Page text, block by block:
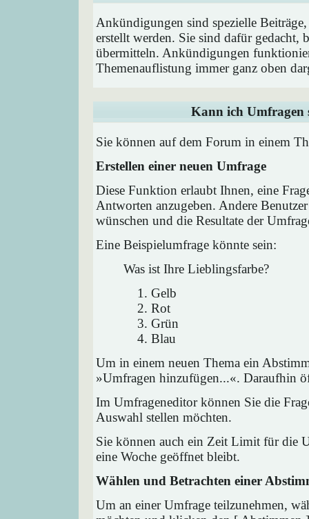
Ankündigungen sind spezielle
erstellt werden. Sie sind dafür gedacht,
übermitteln. Ankündigungen
Themenauflistung immer ganz oben
Kann ich Umfragen
Sie können auf dem Forum in einem
Erstellen einer neuen Umfrage
Diese Funktion erlaubt Ihnen, eine
Antworten anzugeben. Andere
wünschen und die Resultate der
Eine Beispielumfrage könnte sein:
Was ist Ihre Lieblingsfarbe?
Gelb
Rot
Grün
Blau
Um in einem neuen Thema ein
»Umfragen hinzufügen...«. Daraufhin
Im Umfrageneditor können Sie die
Auswahl stellen möchten.
Sie können auch ein Zeit Limit für die
eine Woche geöffnet bleibt.
Wählen und Betrachten einer
Um an einer Umfrage teilzunehmen,